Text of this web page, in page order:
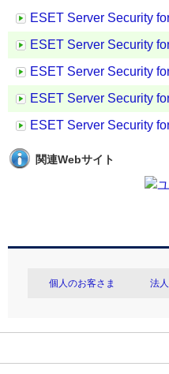
ESET Server Security
ESET Server Security
ESET Server Security
ESET Server Security
ESET Server Security
関連Webサイト
個人のお客さま 法